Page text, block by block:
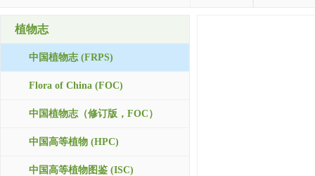
植物志
中国植物志 (FRPS)
Flora of China (FOC)
中国植物志（修订版，FOC）
中国高等植物 (HPC)
中国高等植物图鉴 (ISC)